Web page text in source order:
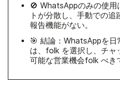
🚫 WhatsAppのみの使用
トが分散し、手動での
報告機能がない。
🎯 結論：WhatsAppを日
は、folk を選択し、チャ
可能な営業機会folk べき